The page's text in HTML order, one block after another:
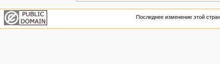
Последнее изменение этой